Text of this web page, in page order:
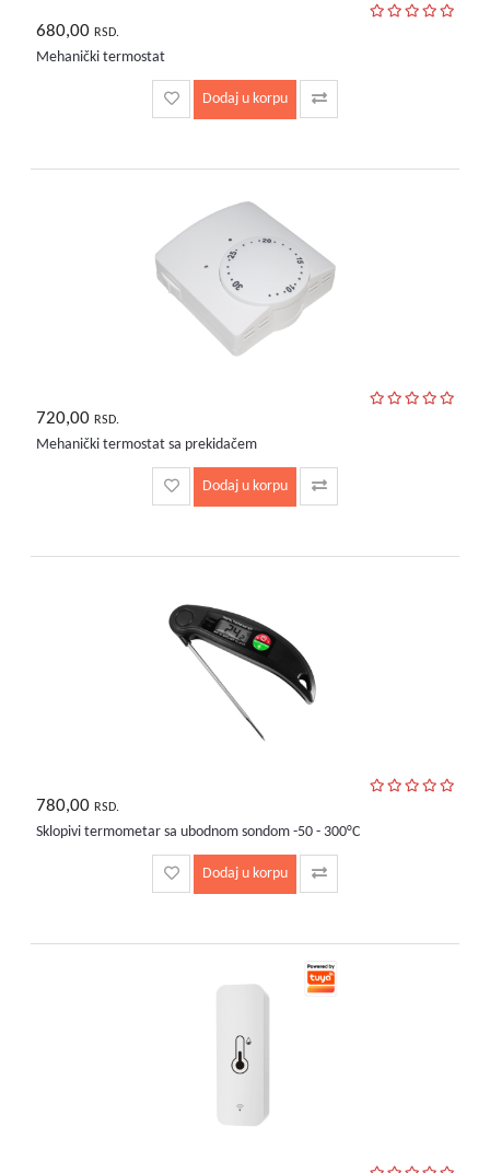
680,00 RSD.
Mehanički termostat
Dodaj u korpu
720,00 RSD.
Mehanički termostat sa prekidačem
Dodaj u korpu
780,00 RSD.
Sklopivi termometar sa ubodnom sondom -50 - 300°C
Dodaj u korpu